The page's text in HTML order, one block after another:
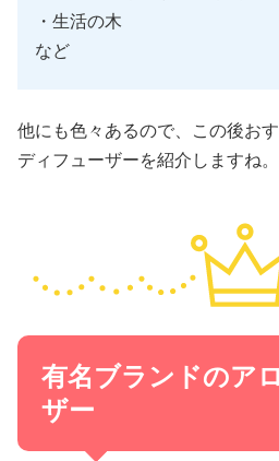
・生活の木
など
他にも色々あるので、この後お
ディフューザーを紹介しますね。
有名ブランドのア
ザー